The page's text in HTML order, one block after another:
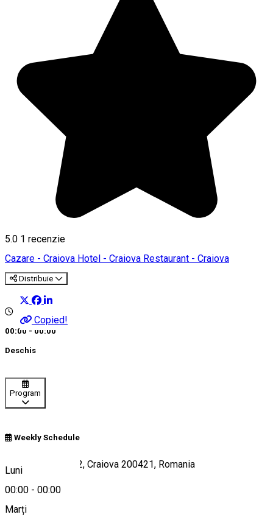
5.0 1 recenzie
Cazare - Craiova Hotel - Craiova Restaurant - Craiova
Distribuie
Copied!
00:00 - 00:00
Deschis
Program
Weekly Schedule
Luni
00:00 - 00:00
Marți
Strada Bibescu 12, Craiova 200421, Romania
Hartă